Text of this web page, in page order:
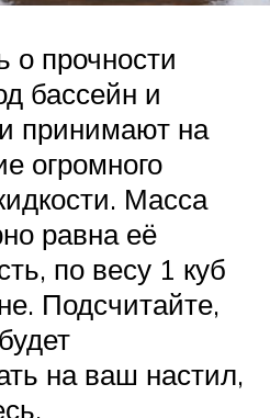
о прочности
бассейн и
принимают на
огромного
Масса
равна её
по весу 1 куб
Подсчитайте,
на ваш настил,